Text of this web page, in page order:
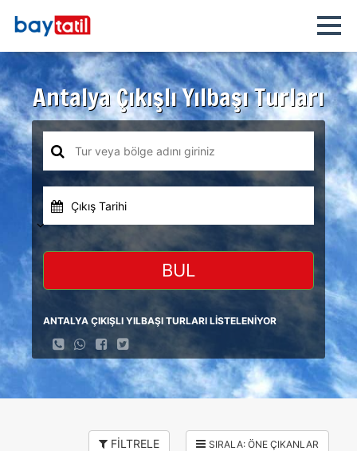
Antalya Çıkışlı Yılbaşı Turları
Çıkış Tarihi
BUL
ANTALYA ÇIKIŞLI YILBAŞI TURLARI LİSTELENİYOR
FİLTRELE